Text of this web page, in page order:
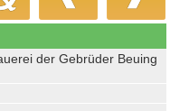
der Gebrüder Beuing